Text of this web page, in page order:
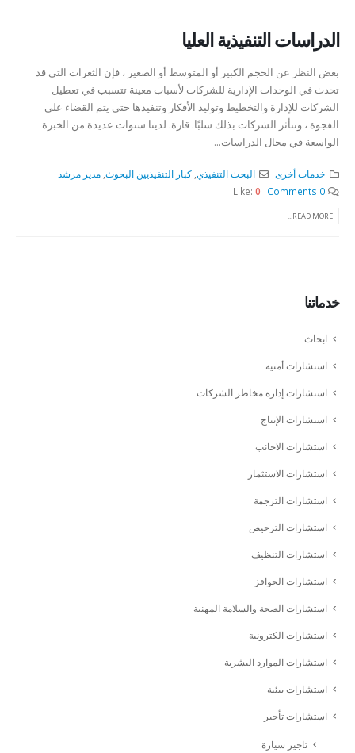
الدراسات التنفيذية العليا
بغض النظر عن الحجم الكبير أو المتوسط ​​أو الصغير ، فإن الثغرات التي قد
تحدث في الوحدات الإدارية للشركات لأسباب معينة تتسبب في تعطيل
الشركات للإدارة والتخطيط وتوليد الأفكار وتنفيذها حتى يتم القضاء على
الفجوة ، وتتأثر الشركات بذلك سلبًا. قارة. لدينا سنوات عديدة من الخبرة
الواسعة في مجال الدراسات...
خدمات أخرى البحث التنفيذي,كبار التنفيذيين البحوث,مدير مرشد
0 Comments
Like:0
READ MORE...
خدماتنا
ابحاث
استشارات أمنية
استشارات إدارة مخاطر الشركات
استشارات الإنتاج
استشارات الاجانب
استشارات الاستثمار
استشارات الترجمة
استشارات الترخيص
استشارات التنظيف
استشارات الحوافز
استشارات الصحة والسلامة المهنية
استشارات الكترونية
استشارات الموارد البشرية
استشارات بيئية
استشارات تأجير
تاجير سيارة